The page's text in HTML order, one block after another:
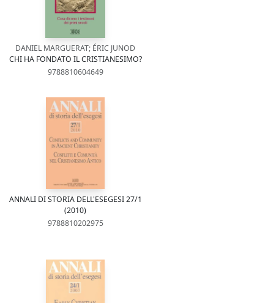
DANIEL MARGUERAT; ÉRIC JUNOD
CHI HA FONDATO IL CRISTIANESIMO?
9788810604649
ANNALI DI STORIA DELL'ESEGESI 27/1
(2010)
9788810202975